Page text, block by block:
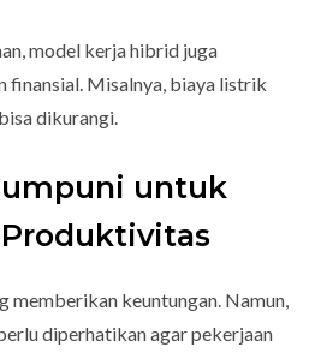
model kerja hibrid juga
finansial. Misalnya, biaya listrik
dikurangi.
untuk
memberikan keuntungan. Namun,
diperhatikan agar pekerjaan